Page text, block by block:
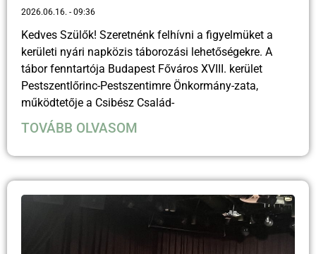
2026.06.16. 09:36
Kedves Szülők! Szeretnénk felhívni a figyelmüket a
kerületi nyári napközis táborozási lehetőségekre. A
tábor fenntartója Budapest Főváros XVIII. kerület
Pestszentlőrinc-Pestszentimre Önkormány-zata,
működtetője a Csibész Család-
TOVÁBB OLVASOM